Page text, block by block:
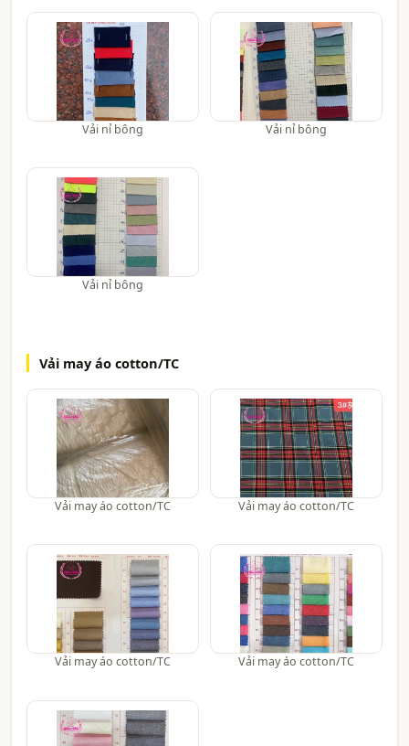
Vải nỉ bông Vải nỉ bông
Vải nỉ bông
Vải may áo cotton/TC
Vải may áo cotton/TC Vải may áo cotton/TC
Vải may áo cotton/TC Vải may áo cotton/TC